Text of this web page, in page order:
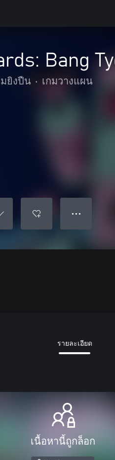
Bang
มยิงปืน • เกมวางแผน
● ● ●
รายละเอียด
เนื้อหานี้ถูกล็อก